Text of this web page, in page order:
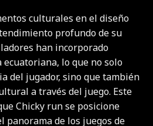
culturales en el diseño
profundo de su
han incorporado
lo que no solo
del jugador, sino que también
a través del juego. Este
Chicky run se posicione
panorama de los juegos de